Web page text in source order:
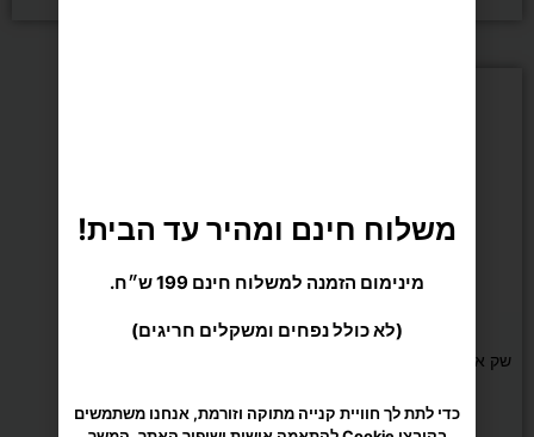
אומנויות לחימה
₪649
משלוח חינם ומהיר עד הבית!
מינימום הזמנה למשלוח חינם 199 ש״ח.
(לא כולל נפחים ומשקלים חריגים)
כדי לתת לך חוויית קנייה מתוקה וזורמת, אנחנו משתמשים